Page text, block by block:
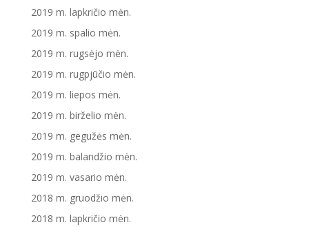
2019 m. lapkričio mėn.
2019 m. spalio mėn.
2019 m. rugsėjo mėn.
2019 m. rugpjūčio mėn.
2019 m. liepos mėn.
2019 m. birželio mėn.
2019 m. gegužės mėn.
2019 m. balandžio mėn.
2019 m. vasario mėn.
2018 m. gruodžio mėn.
2018 m. lapkričio mėn.